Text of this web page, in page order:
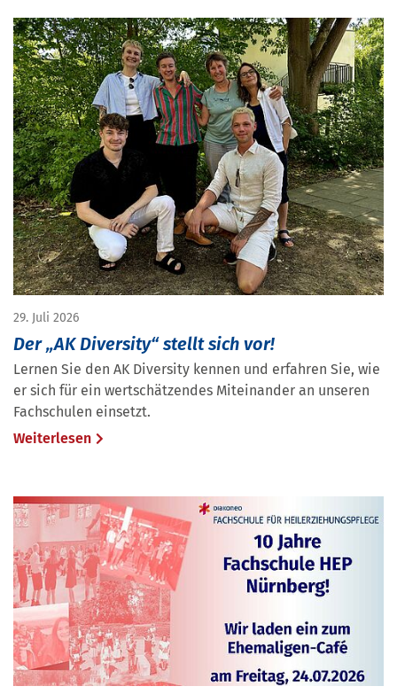
29. Juli 2026
Der „AK Diversity“ stellt sich vor!
Lernen Sie den AK Diversity kennen und erfahren Sie, wie
er sich für ein wertschätzendes Miteinander an unseren
Fachschulen einsetzt.
Weiterlesen